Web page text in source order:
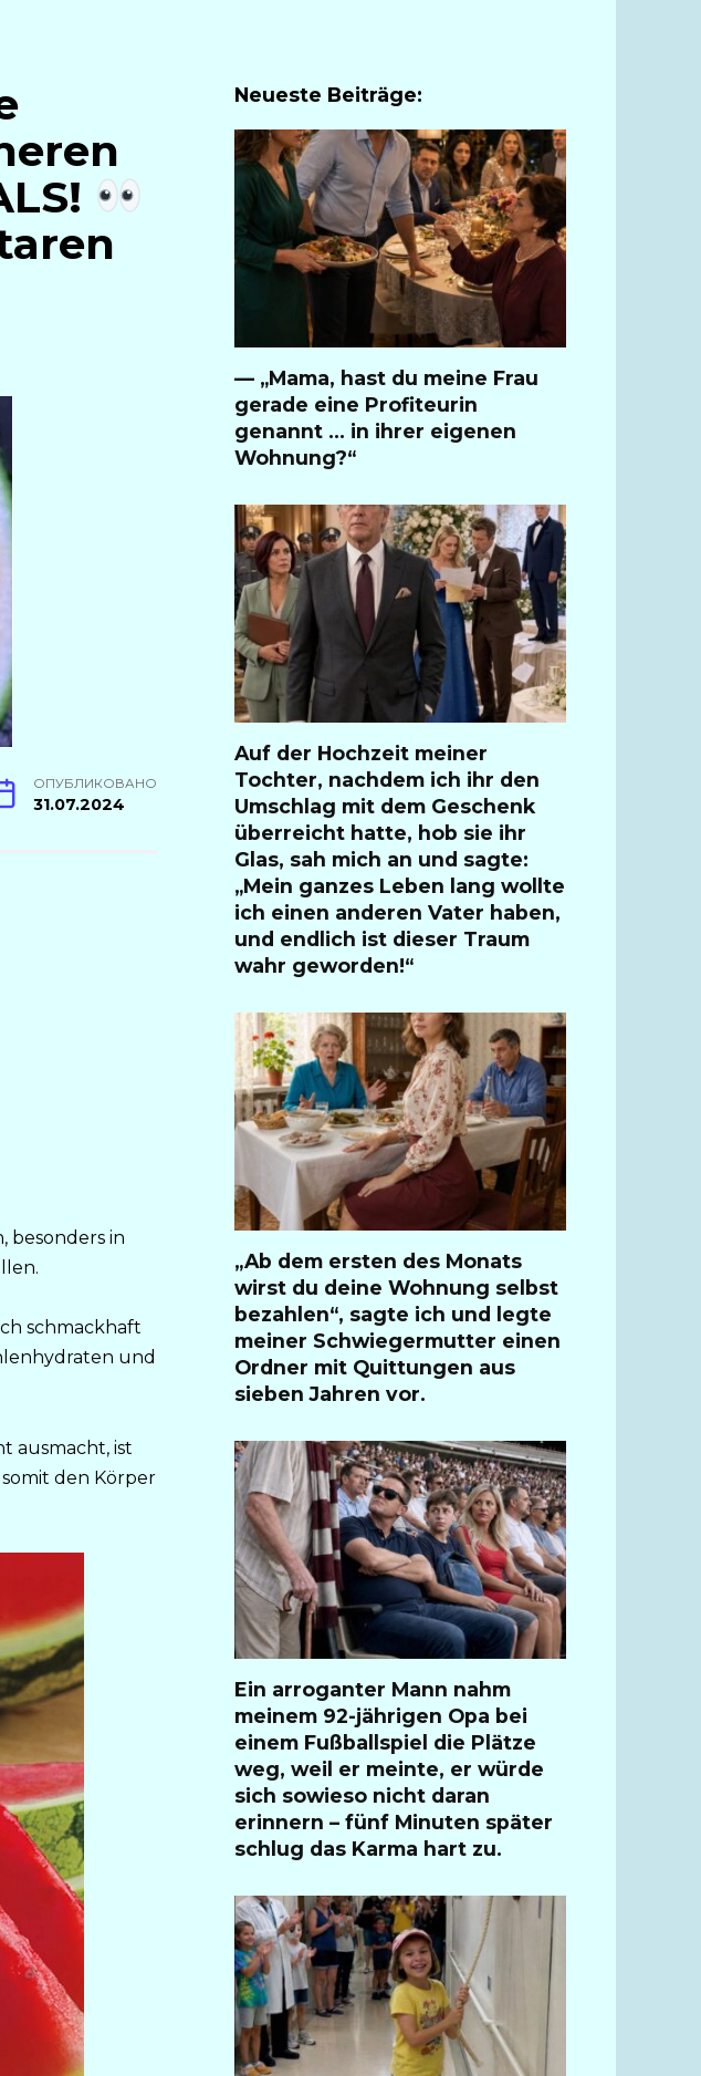
ОПУБЛИКОВАНО
31.07.2024
besonders in
schmackhaft
und
ausmacht, ist
den Körper
Neueste Beiträge:
— „Mama, hast du meine Frau
gerade eine Profiteurin
genannt … in ihrer eigenen
Wohnung?“
Auf der Hochzeit meiner
Tochter, nachdem ich ihr den
Umschlag mit dem Geschenk
überreicht hatte, hob sie ihr
Glas, sah mich an und sagte:
„Mein ganzes Leben lang wollte
ich einen anderen Vater haben,
und endlich ist dieser Traum
wahr geworden!“
„Ab dem ersten des Monats
wirst du deine Wohnung selbst
bezahlen“, sagte ich und legte
meiner Schwiegermutter einen
Ordner mit Quittungen aus
sieben Jahren vor.
Ein arroganter Mann nahm
meinem 92-jährigen Opa bei
einem Fußballspiel die Plätze
weg, weil er meinte, er würde
sich sowieso nicht daran
erinnern – fünf Minuten später
schlug das Karma hart zu.